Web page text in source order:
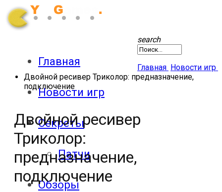
Главная
Новости игр
Секреты
Патчи
Обзоры
search
Главная Новости игр
Двойной ресивер Триколор: предназначение,
подключение
Двойной ресивер
Триколор:
предназначение,
подключение